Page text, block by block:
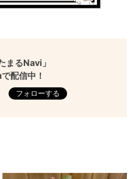
まるNavi」
配信中！
フォローする